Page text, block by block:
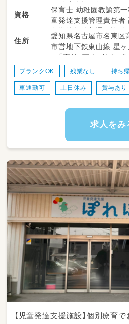
た発達支援を行ってお
しく成長できるように
日々の様子を簡単に記
「今日はこんなことが
とも大切なお仕事です
こともお願いします。
ムの仲間と協力しなが
抱え込むことなく、子
のある方も、安心して
資格
保育士 幼稚園教諭第一種 幼稚園教諭第二種 児
童発達支援管理責任者 高等学校教諭普通免許
中学校教諭普通免許 小学校教諭普通免許 社会
福祉士 言語
住所
愛知県名古屋市名東区高
市営地下鉄東山線 星
ス「高針」下車、徒歩7分
ブランクOK 残業なし 持ち
車通勤可 土日休み 賞与あり
求人をみ
【児童発達支援施設】個別療育